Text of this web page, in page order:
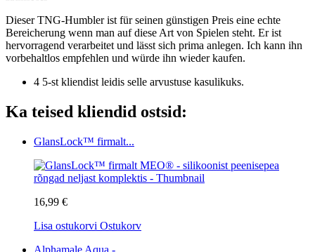
Dieser TNG-Humbler ist für seinen günstigen Preis eine echte
Bereicherung wenn man auf diese Art von Spielen steht. Er ist
hervorragend verarbeitet und lässt sich prima anlegen. Ich kann ihn
vorbehaltlos empfehlen und würde ihn wieder kaufen.
4 5-st kliendist leidis selle arvustuse kasulikuks.
Ka teised kliendid ostsid:
GlansLock™ firmalt...
16,99 €
Lisa ostukorvi Ostukorv
Alphamale Aqua -...